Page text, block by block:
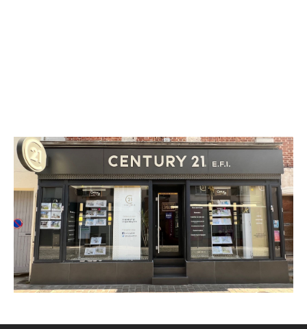
CENTURY 21 E.F.I.
200 rue Pierre Brossolette
NOISY LE GRAND - 93160
Envoyer un message
Téléphoner à l'agence